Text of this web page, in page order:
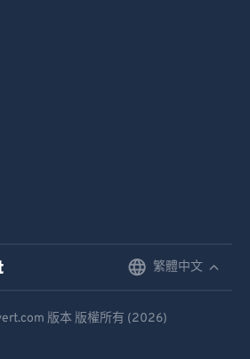
繁體中文
版本 版權所有 (2026)